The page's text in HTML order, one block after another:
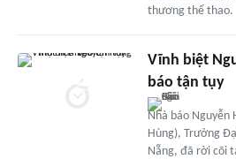
thương thể thao.
Vĩnh biệt
báo tận tụy
Nhà báo Nguyễn
Hùng), Trưởng
Nẵng, đã rời cõi